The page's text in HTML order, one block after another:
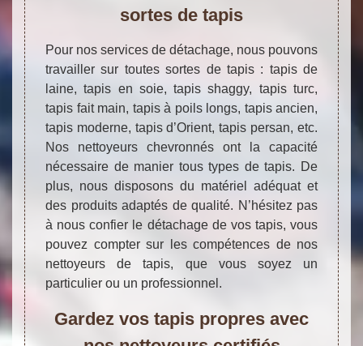
sortes de tapis
Pour nos services de détachage, nous pouvons
travailler sur toutes sortes de tapis : tapis de
laine, tapis en soie, tapis shaggy, tapis turc,
tapis fait main, tapis à poils longs, tapis ancien,
tapis moderne, tapis d’Orient, tapis persan, etc.
Nos nettoyeurs chevronnés ont la capacité
nécessaire de manier tous types de tapis. De
plus, nous disposons du matériel adéquat et
des produits adaptés de qualité. N’hésitez pas
à nous confier le détachage de vos tapis, vous
pouvez compter sur les compétences de nos
nettoyeurs de tapis, que vous soyez un
particulier ou un professionnel.
Gardez vos tapis propres avec